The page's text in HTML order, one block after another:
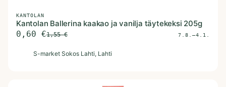
KANTOLAN
Kantolan Ballerina kaakao ja vanilja täytekeksi 205g
0,60 €1,55€ 7.8.–4.1.
S-market Sokos Lahti, Lahti